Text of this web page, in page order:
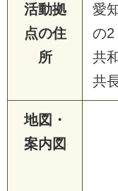
活動拠
点の住
所
愛
の2
共
共
地図・
案内図